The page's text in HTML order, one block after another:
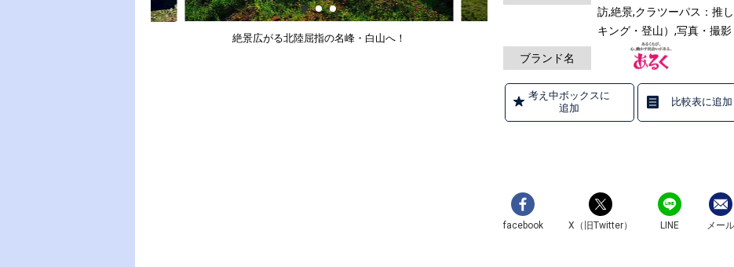
絶景広がる北陸屈指の名峰・白山へ！
訪,絶景,クラツーパス：推
キング・登山）,写真・撮影
ブランド名
考え中ボックスに
追加
比較表に追加
facebook X（旧Twitter） LINE メール